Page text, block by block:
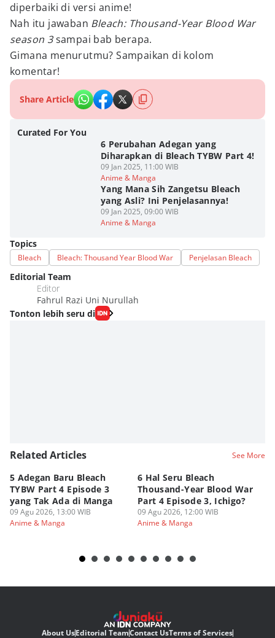
diperbaiki di versi anime!
Nah itu jawaban Bleach: Thousand-Year Blood War
season 3sampai bab berapa.
Gimana menurutmu? Sampaikan di kolom
komentar!
Share Article
Curated For You
6 Perubahan Adegan yang
Diharapkan di Bleach TYBW Part 4!
09 Jan 2025, 11:00 WIB
Anime & Manga
Yang Mana Sih Zangetsu Bleach
yang Asli? Ini Penjelasannya!
09 Jan 2025, 09:00 WIB
Anime & Manga
Topics
Bleach Bleach: Thousand Year Blood War Penjelasan Bleach
Editorial Team
Editor
Fahrul Razi Uni Nurullah
Tonton lebih seru di
Related Articles See More
5 Adegan Baru Bleach
TYBW Part 4 Episode 3
yang Tak Ada di Manga
09 Agu 2026, 13:00 WIB
Anime & Manga
6 Hal Seru Bleach
Thousand-Year Blood War
Part 4 Episode 3, Ichigo?
09 Agu 2026, 12:00 WIB
Anime & Manga
About UsEditorial TeamContact UsTerms of Services